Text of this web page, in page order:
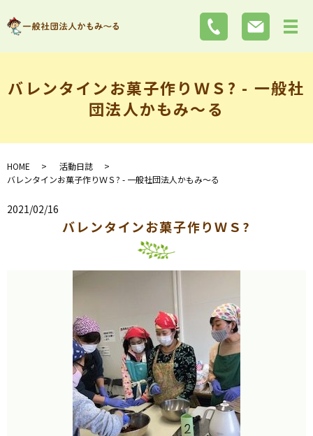
バレンタインお菓子作りＷＳ? - 一般社
団法人かもみ～る
HOME
活動日誌
バレンタインお菓子作りＷＳ? - 一般社団法人かもみ～る
2021/02/16
バレンタインお菓子作りＷＳ?